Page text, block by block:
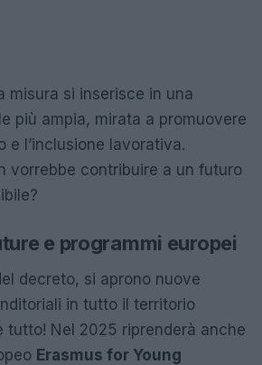
misura si inserisce in una
più ampia, mirata a promuovere
e l’inclusione lavorativa.
vorrebbe contribuire a un futuro
e programmi europei
decreto, si aprono nuove
in tutto il territorio
tutto! Nel 2025 riprenderà anche
Erasmus for Young